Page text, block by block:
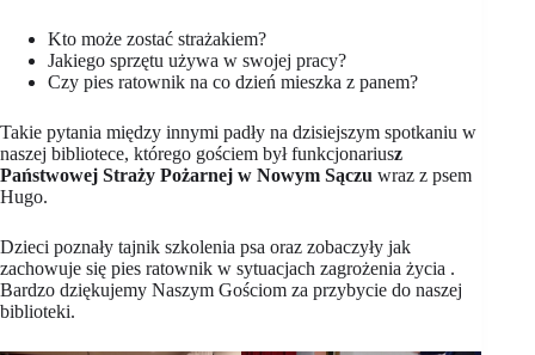
Kto może zostać strażakiem?
Jakiego sprzętu używa w swojej pracy?
Czy pies ratownik na co dzień mieszka z panem?
Takie pytania między innymi padły na dzisiejszym spotkaniu w
naszej bibliotece, którego gościem był funkcjonariusz
Państwowej Straży Pożarnej w Nowym Sączu wraz z psem
Hugo.
Dzieci poznały tajnik szkolenia psa oraz zobaczyły jak
zachowuje się pies ratownik w sytuacjach zagrożenia życia .
Bardzo dziękujemy Naszym Gościom za przybycie do naszej
biblioteki.